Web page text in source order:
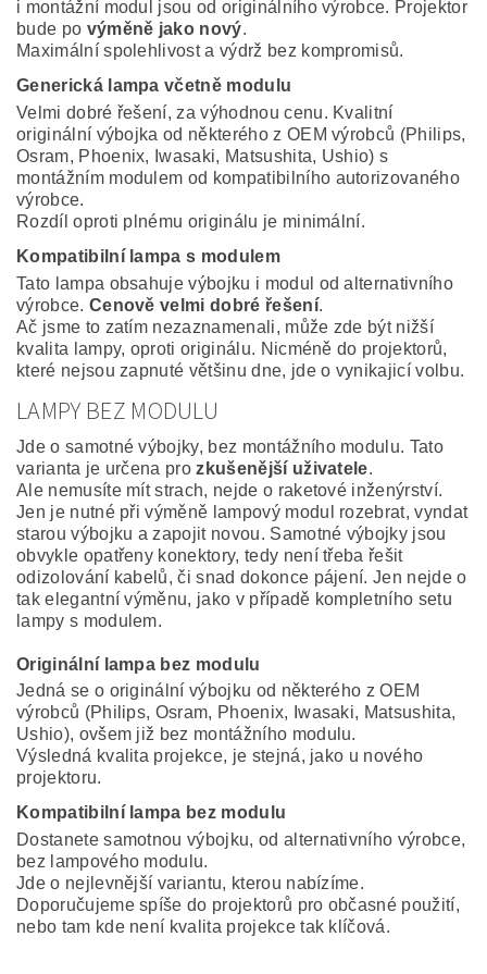
i montážní modul jsou od originálního výrobce. Projektor
bude po výměně jako nový.
Maximální spolehlivost a výdrž bez kompromisů.
Generická lampa včetně modulu
Velmi dobré řešení, za výhodnou cenu. Kvalitní
originální výbojka od některého z OEM výrobců (Philips,
Osram, Phoenix, Iwasaki, Matsushita, Ushio) s
montážním modulem od kompatibilního autorizovaného
výrobce.
Rozdíl oproti plnému originálu je minimální.
Kompatibilní lampa s modulem
Tato lampa obsahuje výbojku i modul od alternativního
výrobce. Cenově velmi dobré řešení.
Ač jsme to zatím nezaznamenali, může zde být nižší
kvalita lampy, oproti originálu. Nicméně do projektorů,
které nejsou zapnuté většinu dne, jde o vynikajicí volbu.
LAMPY BEZ MODULU
Jde o samotné výbojky, bez montážního modulu. Tato
varianta je určena prozkušenější uživatele.
Ale nemusíte mít strach, nejde o raketové inženýrství.
Jen je nutné při výměně lampový modul rozebrat, vyndat
starou výbojku a zapojit novou. Samotné výbojky jsou
obvykle opatřeny konektory, tedy není třeba řešit
odizolování kabelů, či snad dokonce pájení. Jen nejde o
tak elegantní výměnu, jako v případě kompletního setu
lampy s modulem.
Originální lampa bez modulu
Jedná se o originální výbojku od některého z OEM
výrobců (Philips, Osram, Phoenix, Iwasaki, Matsushita,
Ushio), ovšem již bez montážního modulu.
Výsledná kvalita projekce, je stejná, jako u nového
projektoru.
Kompatibilní lampa bez modulu
Dostanete samotnou výbojku, od alternativního výrobce,
bez lampového modulu.
Jde o nejlevnější variantu, kterou nabízíme.
Doporučujeme spíše do projektorů pro občasné použití,
nebo tam kde není kvalita projekce tak klíčová.